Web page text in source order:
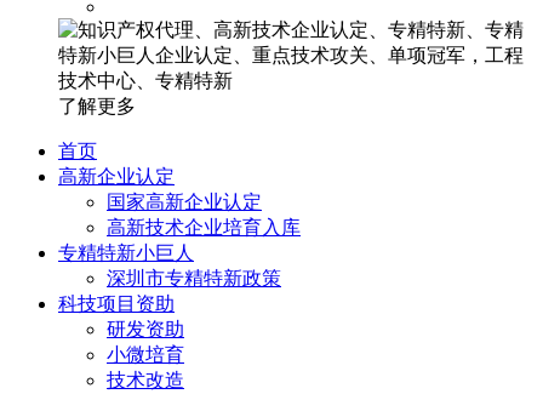
了解更多
首页
高新企业认定
国家高新企业认定
高新技术企业培育入库
专精特新小巨人
深圳市专精特新政策
科技项目资助
研发资助
小微培育
技术改造